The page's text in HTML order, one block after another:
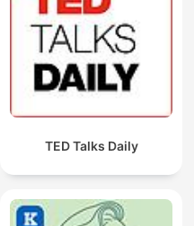
TED Talks Daily